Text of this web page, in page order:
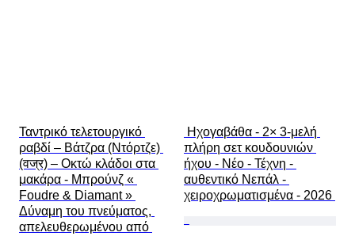
Ταντρικό τελετουργικό
ραβδί – Βάτζρα (Ντόρτζε)
(वज्र) – Οκτώ κλάδοι στα
μακάρα - Μπρούνζ «
Foudre & Diamant »
Δύναμη του πνεύματος,
απελευθερωμένου από
πλήρη σετ κουδουνιών
ήχου - Νέο - Τέχνη -
αυθεντικό Νεπάλ -
χειροχρωματισμένα - 2026